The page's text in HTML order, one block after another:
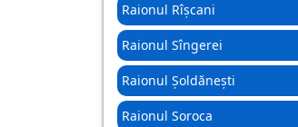
Raionul Rîșcani
Raionul Sîngerei
Raionul Șoldănești
Raionul Soroca